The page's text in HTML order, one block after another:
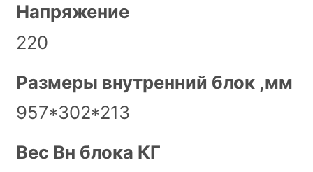
Напряжение
220
Размеры внутренний блок ,мм
957*302*213
Вес Вн блока КГ